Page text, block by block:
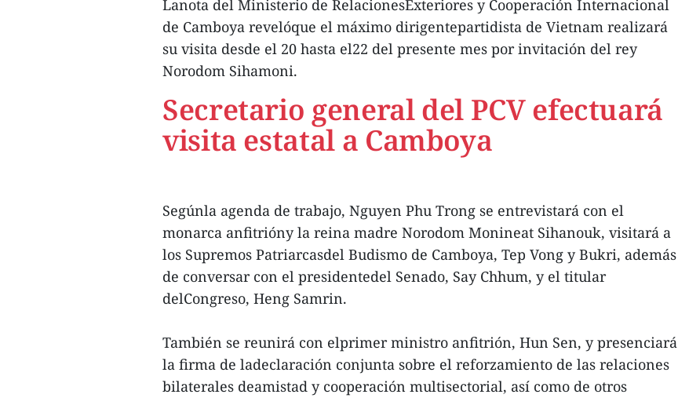
Lanota del Ministerio de RelacionesExteriores y Cooperación Internacional
de Camboya revelóque el máximo dirigentepartidista de Vietnam realizará
su visita desde el 20 hasta el22 del presente mes por invitación del rey
Norodom Sihamoni.
Secretario general del PCV efectuará
visita estatal a Camboya
Segúnla agenda de trabajo, Nguyen Phu Trong se entrevistará con el
monarca anfitrióny la reina madre Norodom Monineat Sihanouk, visitará a
los Supremos Patriarcasdel Budismo de Camboya, Tep Vong y Bukri, además
de conversar con el presidentedel Senado, Say Chhum, y el titular
delCongreso, Heng Samrin.
También se reunirá con elprimer ministro anfitrión, Hun Sen, y presenciará
la firma de ladeclaración conjunta sobre el reforzamiento de las relaciones
bilaterales deamistad y cooperación multisectorial, así como de otros